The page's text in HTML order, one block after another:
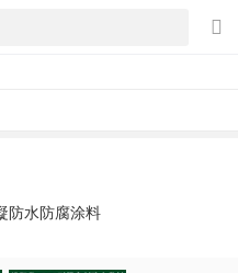
防水防腐涂料